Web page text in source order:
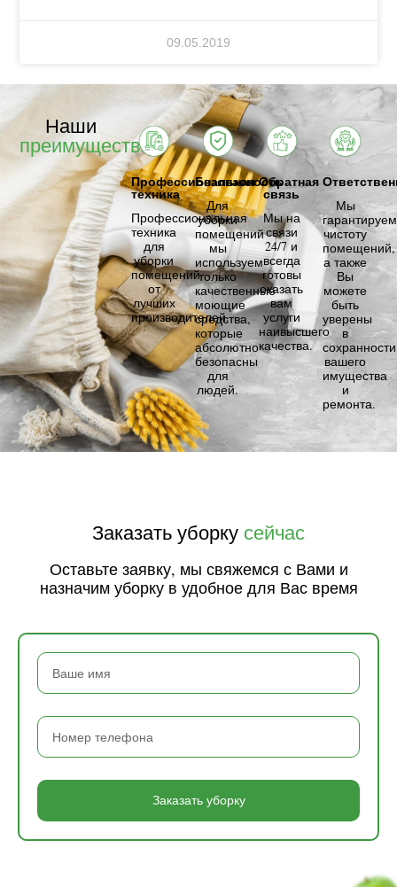
09.05.2019
Наши
преимущества
Профессиональная
техника
Профессиональная
техника
для
уборки
помещений
от
лучших
производителей.
Безопасность
Для
уборки
помещений
мы
используем
только
качественные
моющие
средства,
которые
абсолютно
безопасны
для
людей.
Обратная
связь
Мы на
связи
24/7 и
всегда
готовы
оказать
вам
услуги
наивысшего
качества.
Мы
гарантируем
чистоту
помещений,
а также
Вы
можете
быть
уверены
в
сохранности
вашего
имущества
и
ремонта.
Заказать уборку сейчас
Оставьте заявку, мы свяжемся с Вами и
назначим уборку в удобное для Вас время
Заказать уборку